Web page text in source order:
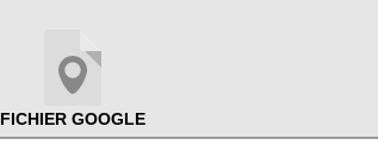
FICHIER GOOGLE